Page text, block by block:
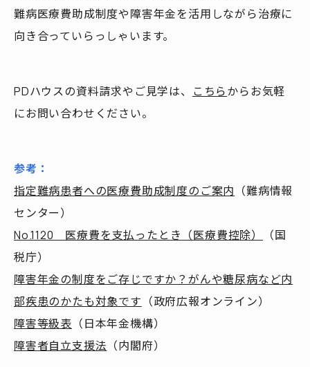
難病医療費助成制度や障害年金を活用しながら治療に
向き合っていらっしゃいます。
PDハウスの資料請求やご見学は、 こちらからお気軽
にお問い合わせください。
参考：
指定難病患者への医療費助成制度のご案内 （難病情報
センター）
No.1120 医療費を支払ったとき（医療費控除）
（国
税庁）
障害年金の制度をご存じですか？がんや糖尿病など内
部疾患のかたも対象です （政府広報オンライン）
障害等級表 （日本年金機構）
障害者自立支援法 （内閣府）